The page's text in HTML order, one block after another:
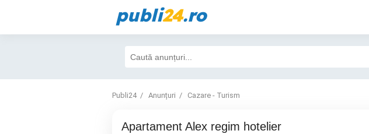
publi24.ro
Publi24 Anunțuri Cazare - Turism
Apartament Alex regim hotelier